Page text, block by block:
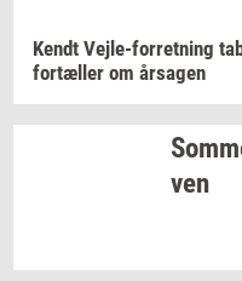
Kendt Vejle-​forretning
for­tæl­ler om år­sa­gen
ven